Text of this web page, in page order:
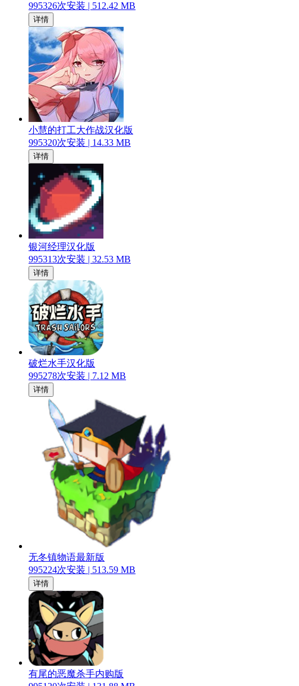
995326次安装 | 512.42 MB
详情
小慧的打工大作战汉化版
995320次安装 | 14.33 MB
详情
银河经理汉化版
995313次安装 | 32.53 MB
详情
破烂水手汉化版
995278次安装 | 7.12 MB
详情
无冬镇物语最新版
995224次安装 | 513.59 MB
详情
有尾的恶魔杀手内购版